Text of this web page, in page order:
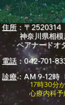
Heavens: Beyond
the God of Light
合内科専門医
尿病
経内科専門医
尿病
Wide Blog
Religion
住所：〒2520314
神奈川県相模
ペアナードオダ
電話：042-701-
診療：AM 9-12時
17時30分
心療内科予約診